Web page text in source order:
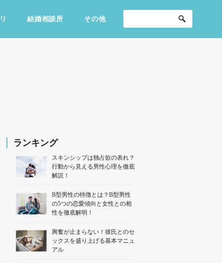
結婚相談所 その他
ランキング
スキンシップは独占欲の表れ？
行動から見える男性心理を徹底
解説！
B型男性の特徴とは？B型男性
の5つの恋愛傾向と女性との相
性を徹底解明！
興奮が止まらない！彼氏とのセ
ックスを盛り上げる基本マニュ
アル